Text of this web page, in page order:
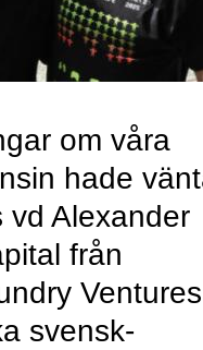
om våra
hade
vd Alexander
från
Ventures
svensk-